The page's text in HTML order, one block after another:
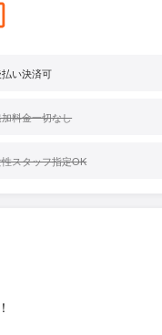
い決済可
料金一切なし
スタッフ指定OK